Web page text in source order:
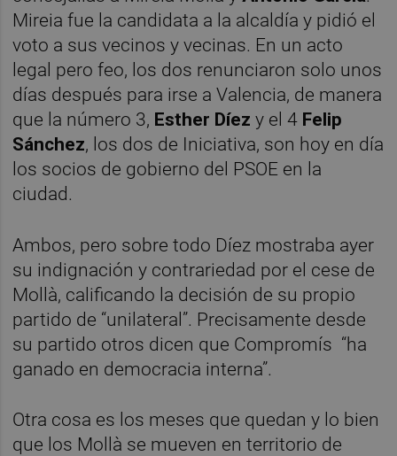
Mireia fue la candidata a la alcaldía y pidió el
voto a sus vecinos y vecinas. En un acto
legal pero feo, los dos renunciaron solo unos
días después para irse a Valencia, de manera
que la número 3, Esther Díez y el 4 Felip
Sánchez, los dos de Iniciativa, son hoy en día
los socios de gobierno del PSOE en la
ciudad.
Ambos, pero sobre todo Díez mostraba ayer
su indignación y contrariedad por el cese de
Mollà, calificando la decisión de su propio
partido de “unilateral”. Precisamente desde
su partido otros dicen que Compromís “ha
ganado en democracia interna”.
Otra cosa es los meses que quedan y lo bien
que los Mollà se mueven en territorio de